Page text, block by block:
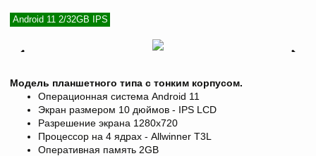
Android 11 2/32GB IPS
Модель планшетного типа с тонким корпусом.
Операционная система Android 11
Экран размером 10 дюймов - IPS LCD
Разрешение экрана 1280x720
Процессор на 4 ядрах - Allwinner T3L
Оперативная память 2GB